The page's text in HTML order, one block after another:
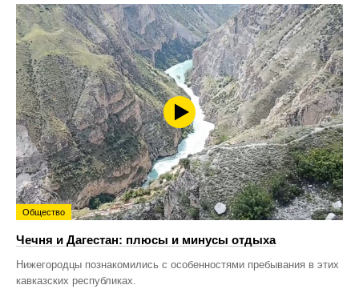
Общество
Чечня и Дагестан: плюсы и минусы отдыха
Нижегородцы познакомились с особенностями пребывания в этих
кавказских республиках.